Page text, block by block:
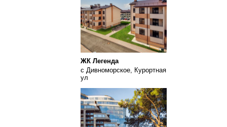
ЖК Легенда
с Дивноморское, Курортная
ул